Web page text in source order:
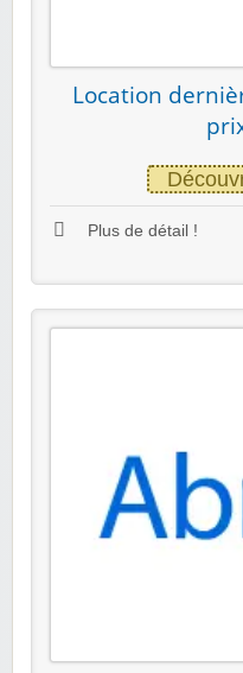
Location
Plus de détail !